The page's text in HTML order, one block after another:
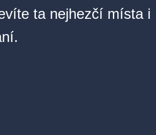
ta nejhezčí místa i